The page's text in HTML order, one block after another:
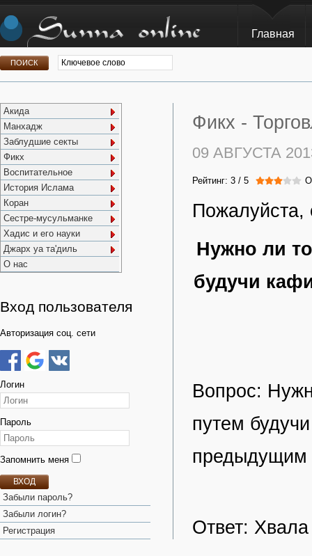
Главная
Акида
Манхадж
Заблудшие секты
Фикх
Воспитательное
История Ислама
Коран
Сестре-мусульманке
Хадис и его науки
Джарх уа та'диль
О нас
Вход пользователя
Авторизация соц. сети
Логин
Пароль
Запомнить меня
ВХОД
Забыли пароль?
Забыли логин?
Регистрация
Фикх -
09 АВГУСТА
Рейтинг: 3 / 5
Пожалуйста,
Нужно ли
будучи
Вопрос:
путем
предыдущим
Ответ: